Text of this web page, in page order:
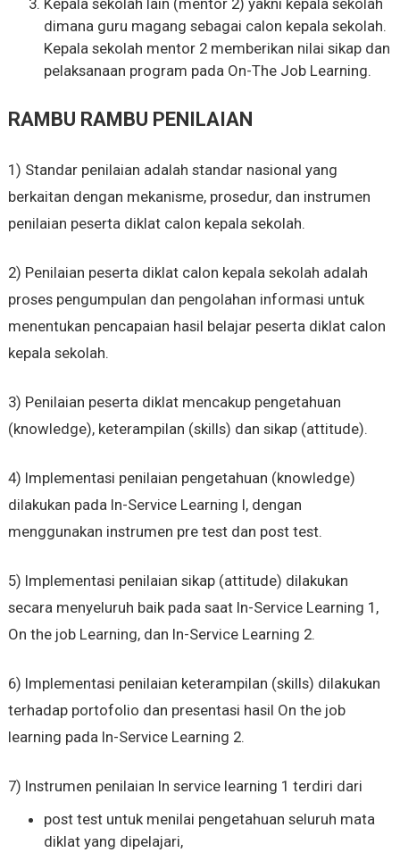
dimana guru magang sebagai calon kepala sekolah.
Kepala sekolah mentor 2 memberikan nilai sikap dan
pelaksanaan program pada On-The Job Learning.
RAMBU RAMBU PENILAIAN
1) Standar penilaian adalah standar nasional yang
berkaitan dengan mekanisme, prosedur, dan instrumen
penilaian peserta diklat calon kepala sekolah.
2) Penilaian peserta diklat calon kepala sekolah adalah
proses pengumpulan dan pengolahan informasi untuk
menentukan pencapaian hasil belajar peserta diklat calon
kepala sekolah.
3) Penilaian peserta diklat mencakup pengetahuan
(knowledge), keterampilan (skills) dan sikap (attitude).
4) Implementasi penilaian pengetahuan (knowledge)
dilakukan pada In-Service Learning I, dengan
menggunakan instrumen pre test dan post test.
5) Implementasi penilaian sikap (attitude) dilakukan
secara menyeluruh baik pada saat In-Service Learning 1,
On the job Learning, dan In-Service Learning 2.
6) Implementasi penilaian keterampilan (skills) dilakukan
terhadap portofolio dan presentasi hasil On the job
learning pada In-Service Learning 2.
7) Instrumen penilaian In service learning 1 terdiri dari
post test untuk menilai pengetahuan seluruh mata
diklat yang dipelajari,